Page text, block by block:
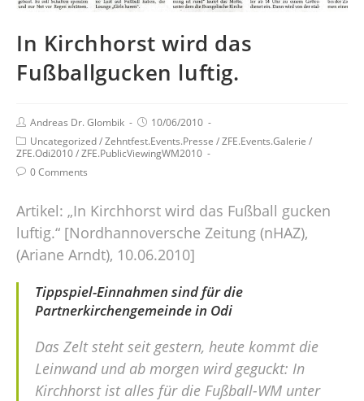
In Kirchhorst wird das
Fußballgucken luftig.
Andreas Dr. Glombik
10/06/2010
Uncategorized/Zehntfest.Events.Presse /ZFE.Events.Galerie /
ZFE.Odi2010/ZFE.PublicViewingWM2010
0 Comments
Artikel: „In Kirchhorst wird das Fußball gucken
luftig.“ [Nordhannoversche Zeitung (nHAZ),
(Ariane Arndt), 10.06.2010]
Tippspiel-Einnahmen sind für die
Partnerkirchengemeinde in Odi
Das Zelt steht seit gestern, heute kommt die
Leinwand und ab morgen wird geguckt: In
Kirchhorst ist alles für die Fußball-WM unter